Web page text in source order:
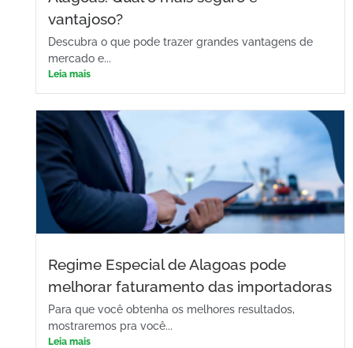
vantajoso?
Descubra o que pode trazer grandes vantagens de
mercado e...
Leia mais
Regime Especial de Alagoas pode
melhorar faturamento das importadoras
Para que você obtenha os melhores resultados,
mostraremos pra você...
Leia mais